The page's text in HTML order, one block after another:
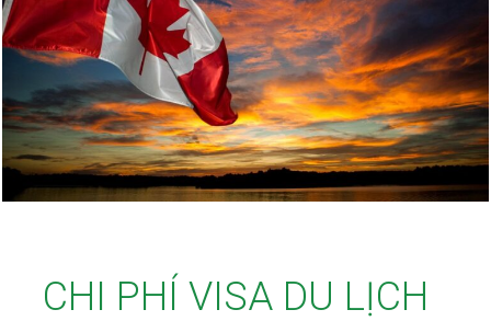
CHI PHÍ VISA DU LỊCH